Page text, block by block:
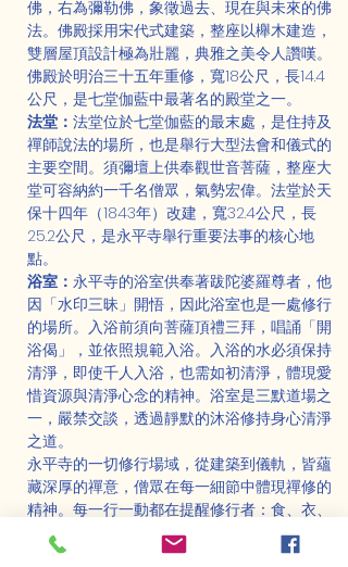
佛，右為彌勒佛，象徵過去、現在與未來的佛
法。佛殿採用宋代式建築，整座以櫸木建造，
雙層屋頂設計極為壯麗，典雅之美令人讚嘆。
佛殿於明治三十五年重修，寬18公尺，長14.4
公尺，是七堂伽藍中最著名的殿堂之一。
法堂： 法堂位於七堂伽藍的最末處，是住持及
禪師說法的場所，也是舉行大型法會和儀式的
主要空間。須彌壇上供奉觀世音菩薩，整座大
堂可容納約一千名僧眾，氣勢宏偉。法堂於天
保十四年（1843年）改建，寬32.4公尺，長
25.2公尺，是永平寺舉行重要法事的核心地
點。
浴室： 永平寺的浴室供奉著跋陀婆羅尊者，他
因「水印三昧」開悟，因此浴室也是一處修行
的場所。入浴前須向菩薩頂禮三拜，唱誦「開
浴偈」，並依照規範入浴。入浴的水必須保持
清淨，即使千人入浴，也需如初清淨，體現愛
惜資源與清淨心念的精神。浴室是三默道場之
一，嚴禁交談，透過靜默的沐浴修持身心清淨
之道。
永平寺的一切修行場域，從建築到儀軌，皆蘊
藏深厚的禪意，僧眾在每一細節中體現禪修的
精神。每一行一動都在提醒修行者：食、衣、
住、行，皆是道。
永平寺的修行體悟：法食同輪與平常心之道